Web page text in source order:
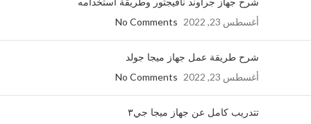
أغسطس 23, 2022 No Comments
شرح طريقة عمل جهاز ميجا جولد
أغسطس 23, 2022 No Comments
تتدريب كامل عن جهاز ميجا جي٣